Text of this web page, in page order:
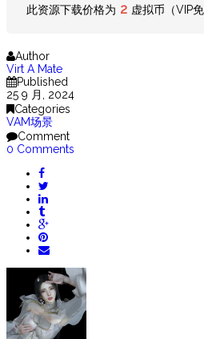
此资源下载价格为 2 虚拟币（VIP
Author
Virt A Mate
Published
25 9 月, 2024
Categories
VAM场景
Comment
0 Comments